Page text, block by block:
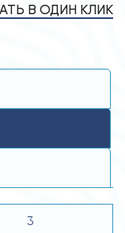
В ОДИН КЛИК
3